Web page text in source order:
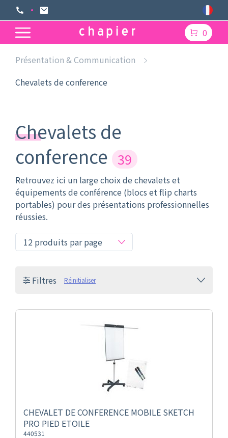
0
Présentation & Communication
Chevalets de conference
Chevalets de
conference 39
Retrouvez ici un large choix de chevalets et
équipements de conférence (blocs et flip charts
portables) pour des présentations professionnelles
réussies.
Filtres Réinitialiser
CHEVALET DE CONFERENCE MOBILE SKETCH
PRO PIED ETOILE
440531